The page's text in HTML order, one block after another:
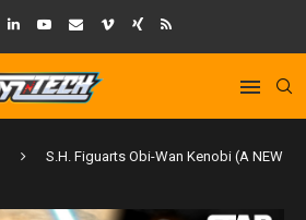
S.H. Figuarts Obi-Wan Kenobi (A NEW